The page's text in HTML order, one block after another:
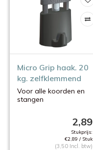
Micro Grip haak. 20
kg. zelfklemmend
Voor alle koorden en
stangen
2,89
Stukprijs:
€2,89 / Stuk
(3,50 Incl. btw)